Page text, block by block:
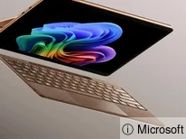
ⓘ Microsoft